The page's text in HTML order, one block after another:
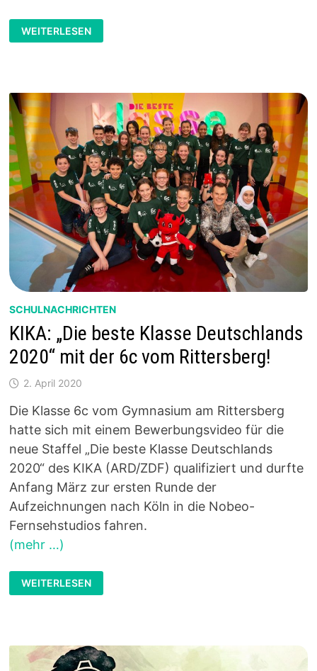
BEGRÜSSUNGSVIDEO F
ÜR D
IE N
WEITERLESEN
SCHULNACHRICHTEN
KIKA: „Die beste Klasse Deutschlands
2020“ mit der 6c vom Rittersberg!
2. April 2020
Die Klasse 6c vom Gymnasium am Rittersberg
hatte sich mit einem Bewerbungsvideo für die
neue Staffel „Die beste Klasse Deutschlands
2020“ des KIKA (ARD/ZDF) qualifiziert und durfte
Anfang März zur ersten Runde der
Aufzeichnungen nach Köln in die Nobeo-
Fernsehstudios fahren.
(mehr …)
KIKA:
„DIE
BESTE
DER
6C
VOM
WEITERLESEN